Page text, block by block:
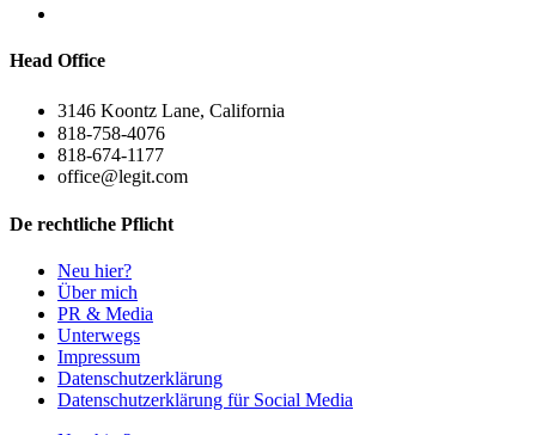
Head Office
3146 Koontz Lane, California
818-758-4076
818-674-1177
office@legit.com
De rechtliche Pflicht
Neu hier?
Über mich
PR & Media
Unterwegs
Impressum
Datenschutzerklärung
Datenschutzerklärung für Social Media